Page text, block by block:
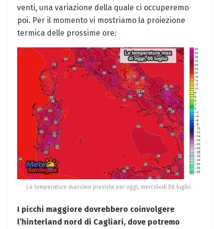
venti, una variazione della quale ci occuperemo
poi. Per il momento vi mostriamo la proiezione
termica delle prossime ore:
Le temperature massime previste per oggi, mercoledì 06 luglio.
I picchi maggiore dovrebbero coinvolgere
l’hinterland nord di Cagliari, dove potremo